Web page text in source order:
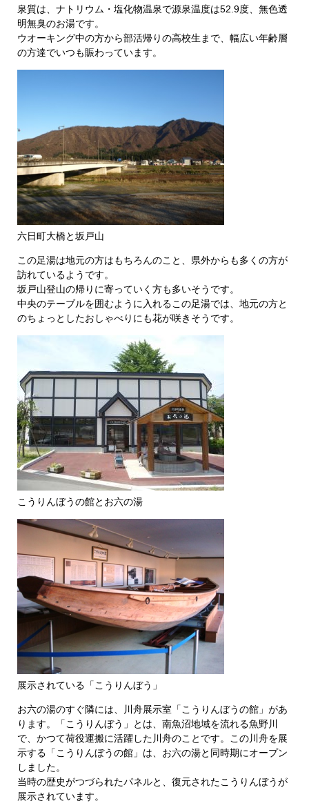
泉質は、ナトリウム・塩化物温泉で源泉温度は52.9度、無色透
明無臭のお湯です。
ウオーキング中の方から部活帰りの高校生まで、幅広い年齢層
の方達でいつも賑わっています。
六日町大橋と坂戸山
この足湯は地元の方はもちろんのこと、県外からも多くの方が
訪れているようです。
坂戸山登山の帰りに寄っていく方も多いそうです。
中央のテーブルを囲むように入れるこの足湯では、地元の方と
のちょっとしたおしゃべりにも花が咲きそうです。
こうりんぼうの館とお六の湯
展示されている「こうりんぼう」
お六の湯のすぐ隣には、川舟展示室「こうりんぼうの館」があ
ります。「こうりんぼう」とは、南魚沼地域を流れる魚野川
で、かつて荷役運搬に活躍した川舟のことです。この川舟を展
示する「こうりんぼうの館」は、お六の湯と同時期にオープン
しました。
当時の歴史がつづられたパネルと、復元されたこうりんぼうが
展示されています。